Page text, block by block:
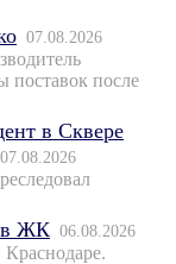
07.08.2026
поставок после
в Сквере
07.08.2026
в ЖК 06.08.2026